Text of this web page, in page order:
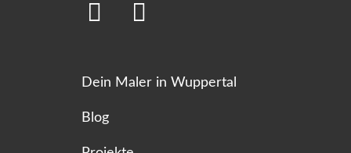
Dein Maler in Wuppertal
Blog